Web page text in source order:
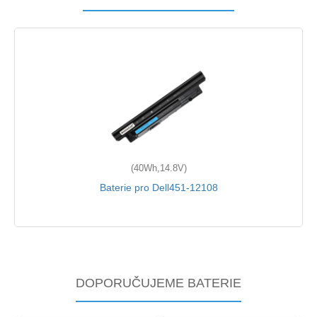
(40Wh,14.8V)
Baterie pro Dell451-12108
DOPORUČUJEME BATERIE